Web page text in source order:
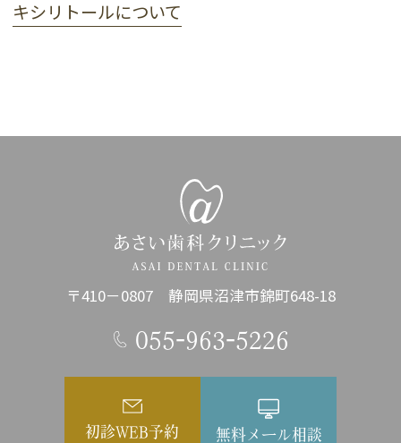
キシリトールについて
〒410－0807 静岡県沼津市錦町648-18
055-963-5226
初診WEB予約 無料メール相談